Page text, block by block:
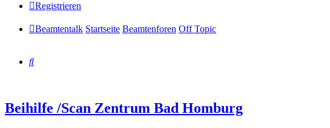
Registrieren
Beamtentalk Startseite Beamtenforen Off Topic
Suche
Beihilfe /Scan Zentrum Bad Homburg